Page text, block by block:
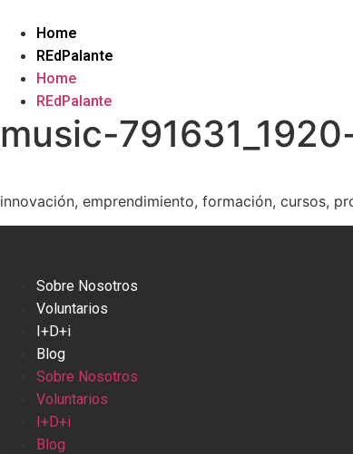
contenido
Home
REdPalante
Home
REdPalante
music-
innovación, emprendimiento, formación, cursos,
Sobre Nosotros
Voluntarios
I+D+i
Blog
Sobre Nosotros
Voluntarios
I+D+i
Blog